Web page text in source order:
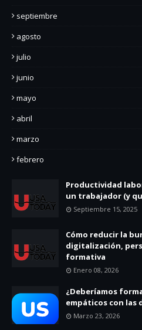
septiembre
agosto
julio
junio
mayo
abril
marzo
febrero
Productividad
un trabajador (y
Septiembre 15, 2025
Cómo reducir la
digitalización,
formativa
Enero 08, 2026
¿Deberíamos
empáticos con las
Marzo 23, 2026